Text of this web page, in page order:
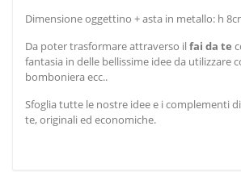
Dimensione oggettino + asta in metallo: h
Da poter trasformare attraverso ilfai da te
fantasia in delle bellissime idee da utilizzare
bomboniera ecc..
Sfoglia tutte le nostre idee e i complementi
te, originali ed economiche.